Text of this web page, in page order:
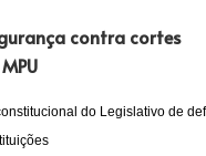
contra cortes
do Legislativo de